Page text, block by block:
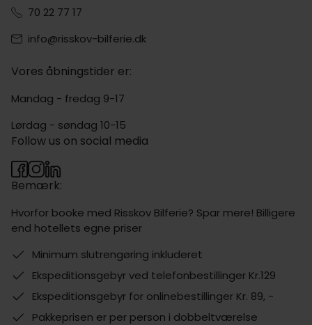
70 22 77 17
info@risskov-bilferie.dk
Vores åbningstider er:
Mandag - fredag 9-17
Lørdag - søndag 10-15
Bemærk:
Hvorfor booke med Risskov Bilferie? Spar mere! Billigere
end hotellets egne priser
Minimum slutrengøring inkluderet
Ekspeditionsgebyr ved telefonbestillinger Kr.129
Ekspeditionsgebyr for onlinebestillinger Kr. 89, -
Pakkeprisen er per person i dobbeltværelse
Follow us on social media